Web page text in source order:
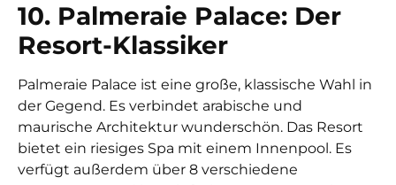
10. Palmeraie Palace: Der
Resort-Klassiker
Palmeraie Palace ist eine große, klassische Wahl in
der Gegend. Es verbindet arabische und
maurische Architektur wunderschön. Das Resort
bietet ein riesiges Spa mit einem Innenpool. Es
verfügt außerdem über 8 verschiedene